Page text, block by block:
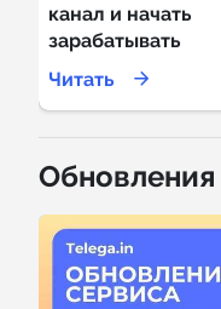
канал и начать
зарабатывать
Читать
Обновления